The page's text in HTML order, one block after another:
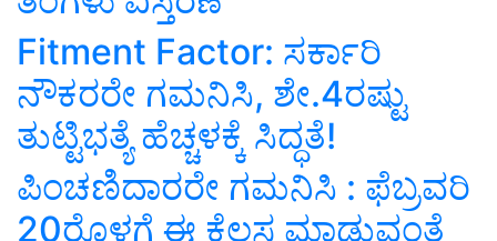
Fitment Factor: ಸರ್ಕಾರಿ
ನೌಕರರೇ ಗಮನಿಸಿ, ಶೇ.4ರಷ್ಟು
ತುಟ್ಟಿಭತ್ಯೆ ಹೆಚ್ಚಳಕ್ಕೆ ಸಿದ್ಧತೆ!
ಪಿಂಚಣಿದಾರರೇ ಗಮನಿಸಿ : ಫೆಬ್ರವರಿ
20ರೊಳಗೆ ಈ ಕೆಲಸ ಮಾಡುವಂತೆ